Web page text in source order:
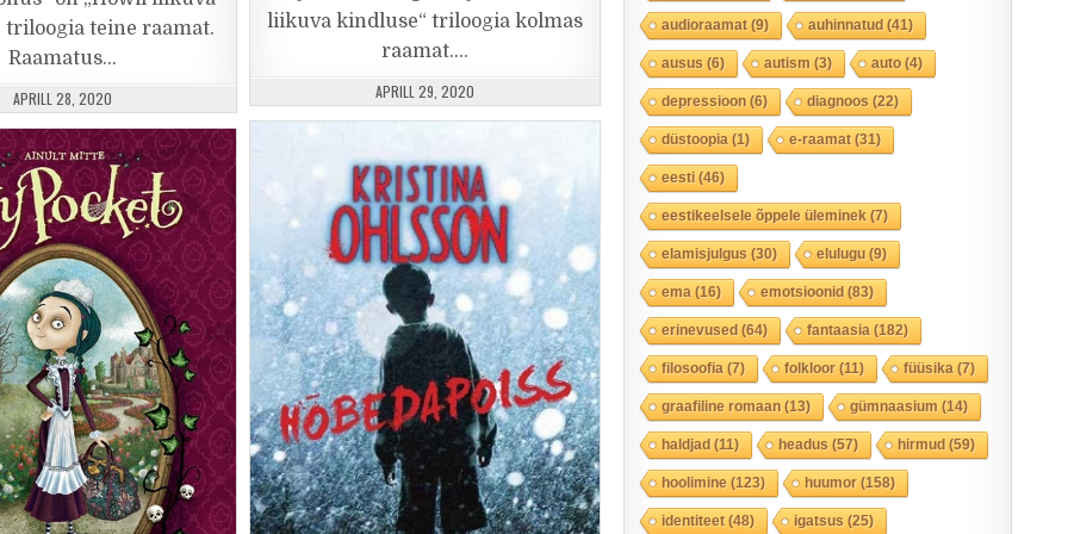
liikuva kindluse“ triloogia kolmas
raamat….
PUBLISHED DATE:
APRILL 29, 2020
triloogia teine raamat.
Raamatus…
PUBLISHED DATE:
APRILL 28, 2020
audioraamat(9) auhinnatud(41)
ausus(6) autism(3) auto(4)
depressioon(6) diagnoos(22)
düstoopia(1) e-raamat(31)
eesti(46)
eestikeelsele õppele üleminek(7)
elamisjulgus(30) elulugu(9)
ema(16) emotsioonid(83)
erinevused(64) fantaasia(182)
filosoofia(7) folkloor(11) füüsika(7)
graafiline romaan(13) gümnaasium(14)
haldjad(11) headus(57) hirmud(59)
hoolimine(123) huumor(158)
identiteet(48) igatsus(25)